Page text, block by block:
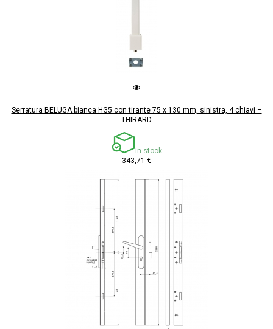
Serratura BELUGA bianca HG5 con tirante 75 x 130 mm, sinistra, 4 chiavi –
THIRARD
In stock
343,71 €